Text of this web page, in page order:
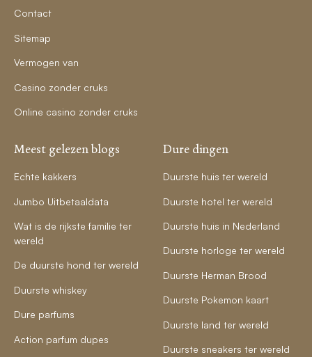
Contact
Sitemap
Vermogen van
Casino zonder cruks
Online casino zonder cruks
Meest gelezen blogs
Echte kakkers
Jumbo Uitbetaaldata
Wat is de rijkste familie ter
wereld
De duurste hond ter wereld
Duurste whiskey
Dure parfums
Action parfum dupes
Dure dingen
Duurste huis ter wereld
Duurste hotel ter wereld
Duurste huis in Nederland
Duurste horloge ter wereld
Duurste Herman Brood
Duurste Pokemon kaart
Duurste land ter wereld
Duurste sneakers ter wereld